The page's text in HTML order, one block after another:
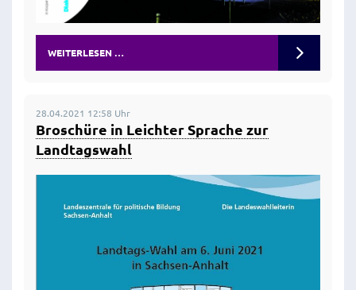
WEITERLESEN …
28.04.2021 12:58 Uhr
Broschüre in Leichter Sprache zur
Landtagswahl